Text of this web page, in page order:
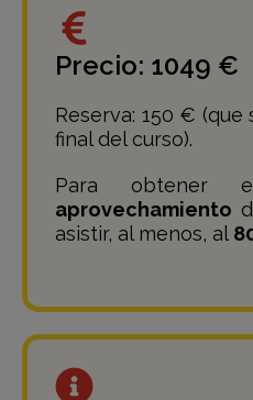
Precio: 1049 €
Reserva: 150 €
final del curso).
Para obtener
aprovechamiento
asistir, al menos, al